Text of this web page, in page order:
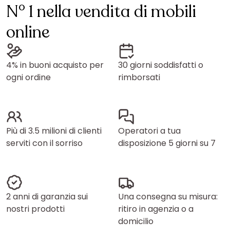
N° 1 nella vendita di mobili
online
4% in buoni acquisto per
ogni ordine
30 giorni soddisfatti o
rimborsati
Più di 3.5 milioni di clienti
serviti con il sorriso
Operatori a tua
disposizione 5 giorni su 7
2 anni di garanzia sui
nostri prodotti
Una consegna su misura:
ritiro in agenzia o a
domicilio